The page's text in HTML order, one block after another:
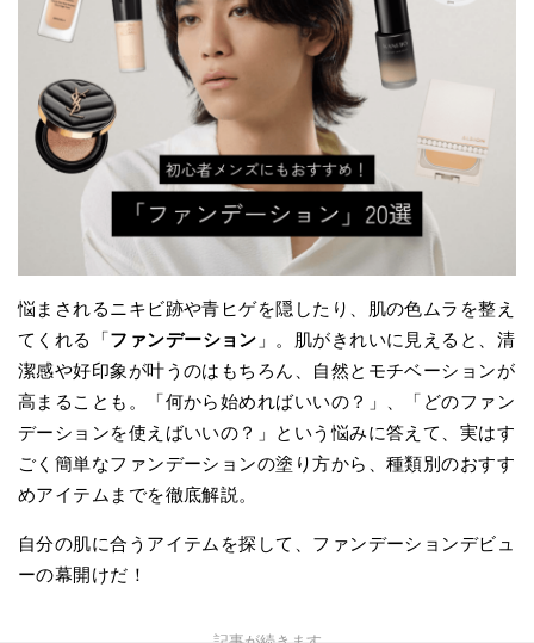
悩まされるニキビ跡や青ヒゲを隠したり、肌の色ムラを整え
てくれる「ファンデーション 」。肌がきれいに見えると、清
潔感や好印象が叶うのはもちろん、自然とモチベーションが
高まることも。「何から始めればいいの？」、「どのファン
デーションを使えばいいの？」という悩みに答えて、実はす
ごく簡単なファンデーションの塗り方から、種類別のおすす
めアイテムまでを徹底解説。
自分の肌に合うアイテムを探して、ファンデーションデビュ
ーの幕開けだ！